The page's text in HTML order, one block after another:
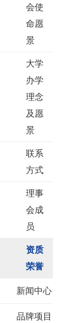
会使
命愿
景
大学
办学
理念
及愿
景
联系
方式
理事
会成
员
资质
荣誉
新闻中心
品牌项目